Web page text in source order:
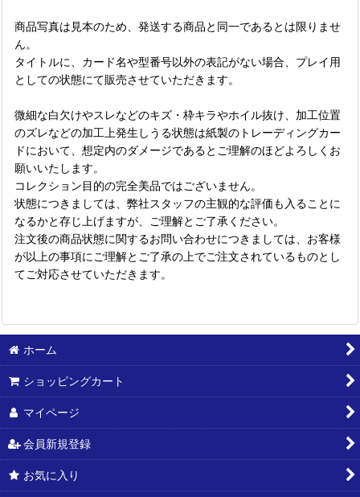
商品写真は見本のため、発送する商品と同一であるとは限りませ
ん。
タイトルに、カード名や型番号以外の表記がない場合、プレイ用
としての状態にて販売させていただきます。
微細な白欠けやスレなどのキズ・枠キラやホイル抜け、加工位置
のズレなどの加工上発生しうる状態は紙製のトレーディングカー
ドにおいて、想定内のダメージであるとご理解のほどよろしくお
願いいたします。
コレクション目的の完全美品ではございません。
状態につきましては、弊社スタッフの主観的な評価も入ることに
なるかと存じ上げますが、ご理解とご了承ください。
注文後の商品状態に関するお問い合わせにつきましては、お客様
が以上の事項にご理解とご了承の上でご注文されているものとし
てご対応させていただきます。
ホーム
ショッピングカート
マイページ
会員新規登録
お気に入り